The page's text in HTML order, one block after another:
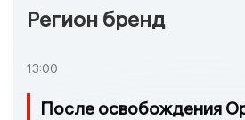
Регион бренд
13:00
После освобождения